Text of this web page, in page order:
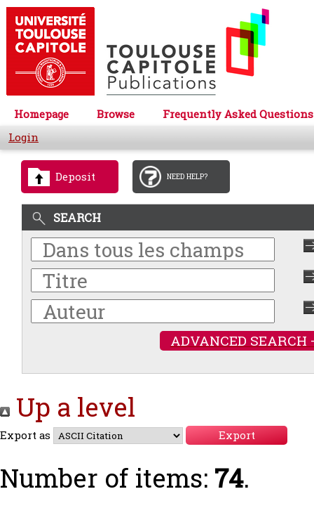
Homepage Browse
Frequently Asked Questions
Login
Deposit NEED HELP?
SEARCH
ADVANCED SEARCH
Up a level
Export as
Number of items: 74.